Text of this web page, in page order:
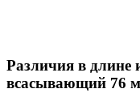
Различия в длине
всасывающий 76